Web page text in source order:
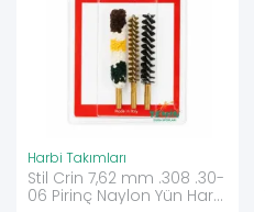
Harbi Takımları
Stil Crin 7,62 mm .308 .30-
06 Pirinç Naylon Yün Harbi